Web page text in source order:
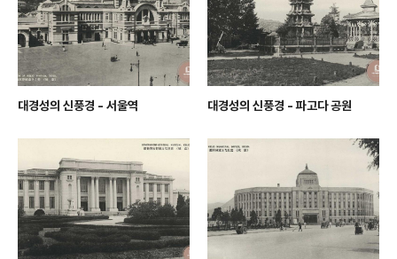
대경성의 신풍경 - 서울역 대경성의 신풍경 - 파고다 공원